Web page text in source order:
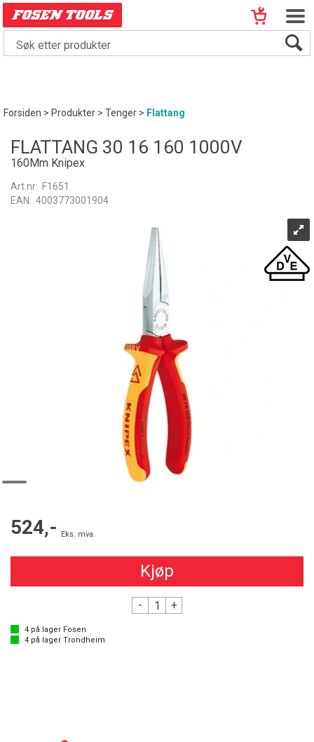
Forsiden>Produkter>Tenger> Flattang
FLATTANG 30 16 160 1000V
160Mm Knipex
Art.nr: F1651
EAN: 4003773001904
524,- Eks. mva.
Kjøp
- +
4 på lager Fosen
4 på lager Trondheim